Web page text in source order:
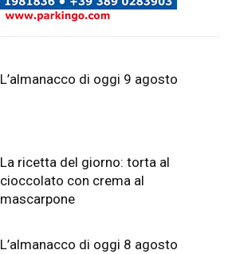
L’almanacco di oggi 9 agosto
La ricetta del giorno: torta al
cioccolato con crema al
mascarpone
L’almanacco di oggi 8 agosto